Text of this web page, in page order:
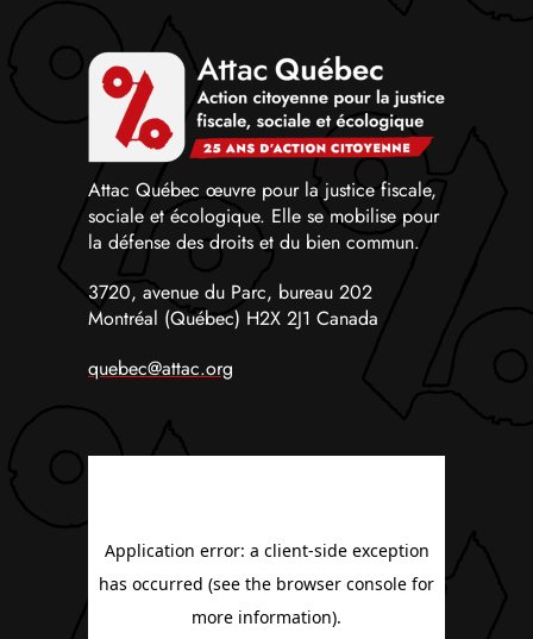
Attac Québec œuvre pour la justice fiscale,
sociale et écologique. Elle se mobilise pour
la défense des droits et du bien commun.
3720, avenue du Parc, bureau 202
Montréal (Québec) H2X 2J1 Canada
quebec@attac.org